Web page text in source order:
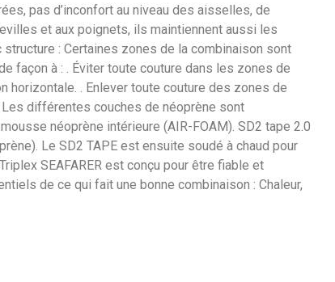
pas d’inconfort au niveau des aisselles, de
et aux poignets, ils maintiennent aussi les
: Certaines zones de la combinaison sont
façon à : . Éviter toute couture dans les zones de
. Enlever toute couture des zones de
différentes couches de néoprène sont
néoprène intérieure (AIR-FOAM). SD2 tape 2.0
Le SD2 TAPE est ensuite soudé à chaud pour
SEAFARER est conçu pour être fiable et
de ce qui fait une bonne combinaison : Chaleur,